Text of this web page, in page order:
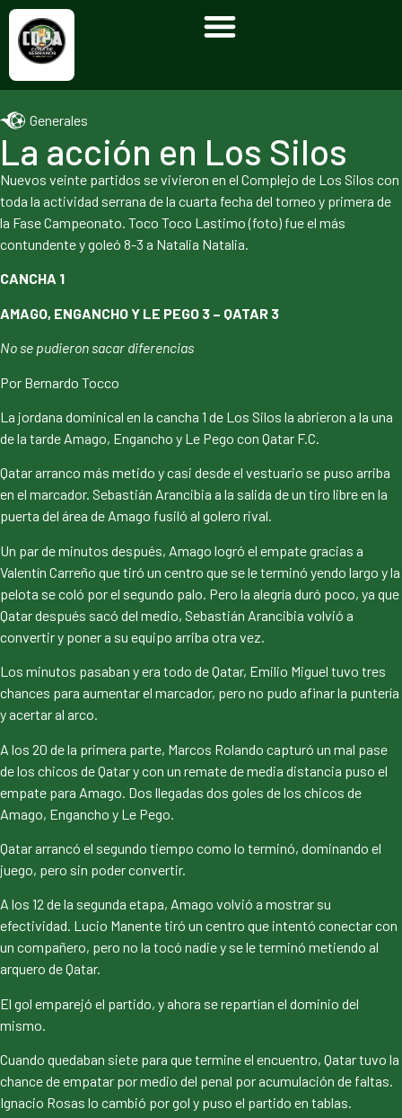
Generales
La acción en Los Silos
Nuevos veinte partidos se vivieron en el Complejo de Los Silos con
toda la actividad serrana de la cuarta fecha del torneo y primera de
la Fase Campeonato. Toco Toco Lastimo (foto) fue el más
contundente y goleó 8-3 a Natalia Natalia.
CANCHA 1
AMAGO, ENGANCHO Y LE PEGO 3 – QATAR 3
No se pudieron sacar diferencias
Por Bernardo Tocco
La jordana dominical en la cancha 1 de Los Silos la abrieron a la una
de la tarde Amago, Engancho y Le Pego con Qatar F.C.
Qatar arranco más metido y casi desde el vestuario se puso arriba
en el marcador. Sebastián Arancibia a la salida de un tiro libre en la
puerta del área de Amago fusiló al golero rival.
Un par de minutos después, Amago logró el empate gracias a
Valentín Carreño que tiró un centro que se le terminó yendo largo y la
pelota se coló por el segundo palo. Pero la alegría duró poco, ya que
Qatar después sacó del medio, Sebastián Arancibia volvió a
convertir y poner a su equipo arriba otra vez.
Los minutos pasaban y era todo de Qatar, Emilio Miguel tuvo tres
chances para aumentar el marcador, pero no pudo afinar la puntería
y acertar al arco.
A los 20 de la primera parte, Marcos Rolando capturó un mal pase
de los chicos de Qatar y con un remate de media distancia puso el
empate para Amago. Dos llegadas dos goles de los chicos de
Amago, Engancho y Le Pego.
Qatar arrancó el segundo tiempo como lo terminó, dominando el
juego, pero sin poder convertir.
A los 12 de la segunda etapa, Amago volvió a mostrar su
efectividad. Lucio Manente tiró un centro que intentó conectar con
un compañero, pero no la tocó nadie y se le terminó metiendo al
arquero de Qatar.
El gol emparejó el partido, y ahora se repartían el dominio del
mismo.
Cuando quedaban siete para que termine el encuentro, Qatar tuvo la
chance de empatar por medio del penal por acumulación de faltas.
Ignacio Rosas lo cambió por gol y puso el partido en tablas.